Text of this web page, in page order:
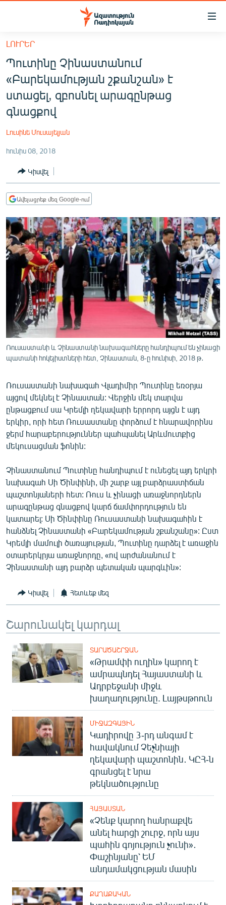
Մատչելիության
հիմնական
բովանդակությանը
Անցնել
հիմնական
մենյուին
Որոնում
ՀԱՅԱՍՏԱՆ
ՔԱՂԱՔԱԿԱՆ
ԸՆՏՐՈՒԹՅՈՒՆՆԵՐ 2026
ՊԱՏԵՐԱԶՄԻ 6 ՇԱԲԱԹՆԵՐԸ
ՏԱՐԱԾԱՇՐՋԱՆ
ՄԻՋԱԶԳԱՅԻՆ
ՄՇԱԿՈՒՅԹ
ՍՊՈՐՏ
ՄԵԿՆԱԲԱՆՈՒԹՅՈՒՆ
ՏՏ ԵՒ ԻՆՏԵՐՆԵՏ
ԿՈՐՈՆԱՎԻՐՈՒՍ
ԱՐԽԻՎ
ՏԵՍԱՆՅՈՒԹԵՐ
ԲԱՆԱՎԵՃ
ՁԳՏԵԼՈՎ ԼԱՎԱԳՈՒՅՆԻՆ
ՓՈԴՔԱՍԹ
Հայերեն
Русский
ՀԵՏԵՎԵՔ ՄԵԶ
ԼՈՒՐԵՐ
Պուտինը Չինաստանում
«Բարեկամության շքանշան» է
ստացել, զբոսնել արագընթաց
գնացքով
Լուսինե Մուսայելյան
հունիս 08, 2018
Կիսվել
Ավելացրեք մեզ Google-ում
Ռուսաստանի և Չինաստանի նախագահները հանդիպում են չինացի
պատանի հոկեյիստների հետ, Չինաստան, 8-ը հունիսի, 2018 թ․
Ռուսաստանի նախագահ Վլադիմիր Պուտինը եռօրյա
այցով մեկնել է Չինաստան: Վերջին մեկ տարվա
ընթացքում սա Կրեմլի ղեկավարի երրորդ այցն է այդ
երկիր, որի հետ Ռուսաստանը փորձում է հնարավորինս
ջերմ հարաբերություններ պահպանել Արևմուտքից
մեկուսացման ֆոնին:
Չինաստանում Պուտինը հանդիպում է ունեցել այդ երկրի
նախագահ Սի Ծինփինի, մի շարք այլ բարձրաստիճան
պաշտոնյաների հետ: Ռուս և չինացի առաջնորդներն
արագընթաց գնացքով կարճ ճամփորդություն են
կատարել: Սի Ծինփինը Ռուսաստանի նախագահին է
հանձնել Չինաստանի «Բարեկամության շքանշանը»: Ըստ
Կրեմլի մամուլի ծառայության, Պուտինը դարձել է առաջին
օտարերկրյա առաջնորդը, «ով արժանանում է
Չինաստանի այդ բարձր պետական պարգևին»:
Կիսվել Հետևեք մեզ
Շարունակել կարդալ
ՏԱՐԱԾԱՇՐՋԱՆ
«Թրամփի ուղին» կարող է
ամրապնդել Հայաստանի և
Ադրբեջանի միջև
խաղաղությունը. Լայթսթոուն
ՄԻՋԱԶԳԱՅԻՆ
Կադիրովը 3-րդ անգամ է
հավակնում Չեչնիայի
ղեկավարի պաշտոնին․ ԿԸՀ-ն
գրանցել է նրա
թեկնածությունը
ՀԱՅԱՍՏԱՆ
«Չենք կարող հանրաքվե
անել հարցի շուրջ, որն այս
պահին գոյություն չունի»․
Փաշինյանը՝ ԵՄ
անդամակցության մասին
ՔԱՂԱՔԱԿԱՆ